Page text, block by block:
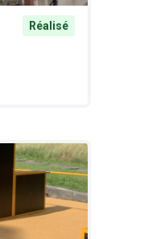
Réalisé